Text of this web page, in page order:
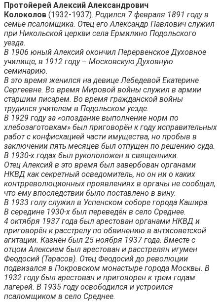
Протойерей Алексий Александрович
Колоколов (1932-1937). Родился 7 февраля 1891 году в
семье псаломщика. Отец его Александр Павлович служил
при Никольской церкви села Ермилино Подольского
уезда.
В 1906 юный Алексий окончил Перервенское Духовное
училище, в 1912 году – Московскую Духовную
семинарию.
В это время женился на девице Лебедевой Екатерине
Сергеевне. Во время Мировой войны служил в армии
старшим писарем. Во время гражданской войны
трудился учителем в Подольском уезде.
В 1929 году за «опоздание выполнение норм по
хлебозаготовкам» был приговорён к году исправительных
работ с конфискацией части имущества, но пробыв в
заключении пять месяцев был отпущен по решению суда.
В 1930-х годах был рукоположен в священники.
Отец Алексий в это время был завербован органами
НКВД как секретный осведомитель, но он ни о каких
контрреволюционных проявлениях в органы не сообщал,
что ему впоследствии было поставлено в вину.
В 1933 голу служил в Успенском соборе города Кашира.
В середине 1930-х был переведён в село Среднее.
4 октября 1937 года был арестован органами НКВД и
приговорён к расстрелу по обвинению в антисоветской
агитации. Казнён был 25 ноября 1937 года. Вместе с
отцом Алексием был арестован и расстрелян игумен
Феодосий (Тарасов). Отец Феодосий до революции
подвизался в Покровском монастыре города Москвы. В
1932 году был арестован и приговорен к трем годам
лагерей. В 1935 году освободился и устроился
псаломщиком в село Среднее.